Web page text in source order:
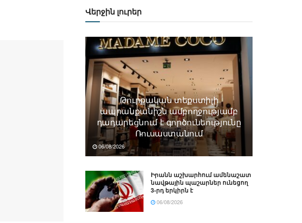
Վերջին լուրեր
Թուրքական տեքստիլի
ապրանքանիշն ամբողջությամբ
դադարեցնում է գործունեությունը
Ռուսաստանում
06/08/2026
Իրանն աշխարհում ամենաշատ
նավթային պաշարներ ունեցող
3-րդ երկիրն է
06/08/2026